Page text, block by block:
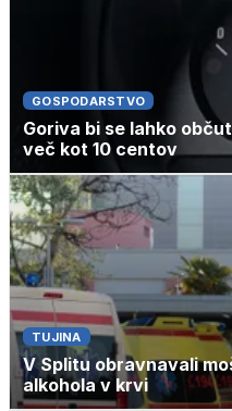
GOSPODARSTVO
Goriva bi se lahko
več kot 10 centov
TUJINA
V Splitu obravnavali
alkohola v krvi